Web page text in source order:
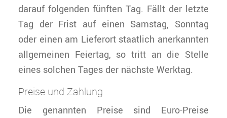
darauf folgenden fünften Tag. Fällt der letzte
Tag der Frist auf einen Samstag, Sonntag
oder einen am Lieferort staatlich anerkannten
allgemeinen Feiertag, so tritt an die Stelle
eines solchen Tages der nächste Werktag.
Preise und Zahlung
Die genannten Preise sind Euro-Preise